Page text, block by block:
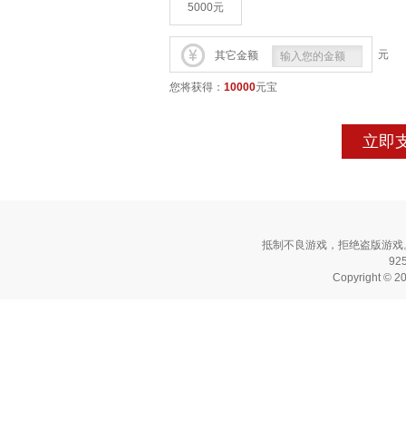
5000元
其它金额 元
您将获得： 10000元宝
抵制不良游戏，拒绝盗版游
Copyright ©